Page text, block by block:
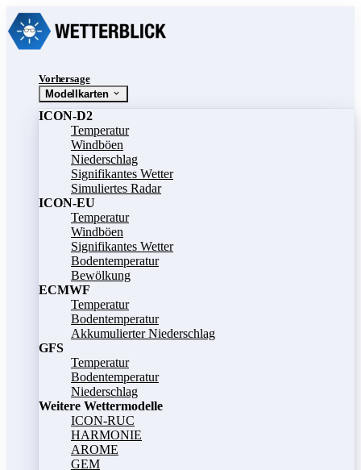
Vorhersage
Modellkarten
ICON-D2
Temperatur
Windböen
Niederschlag
Signifikantes Wetter
Simuliertes Radar
ICON-EU
Temperatur
Windböen
Signifikantes Wetter
Bodentemperatur
Bewölkung
ECMWF
Temperatur
Bodentemperatur
Akkumulierter Niederschlag
GFS
Temperatur
Bodentemperatur
Niederschlag
Weitere Wettermodelle
ICON-RUC
HARMONIE
AROME
GEM